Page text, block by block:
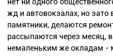
жд и автовокзалах, но
памятники, делаются
рассыпаются через месяц,
немаленьким же окладам -